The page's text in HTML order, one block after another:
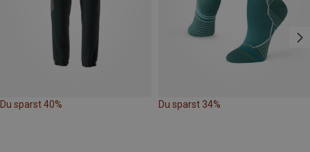
Du sparst 40% Du sparst 34%